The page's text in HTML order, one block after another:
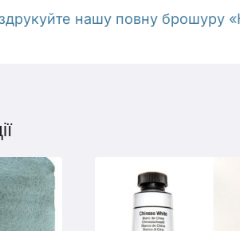
нашу повну брошуру